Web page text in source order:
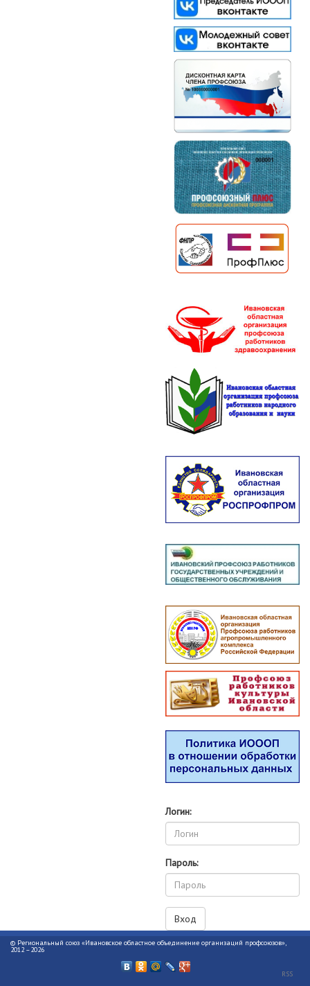
Логин:
Пароль:
© Региональный союз «Ивановское областное объединение организаций профсоюзов»,
2012 –2026
RSS